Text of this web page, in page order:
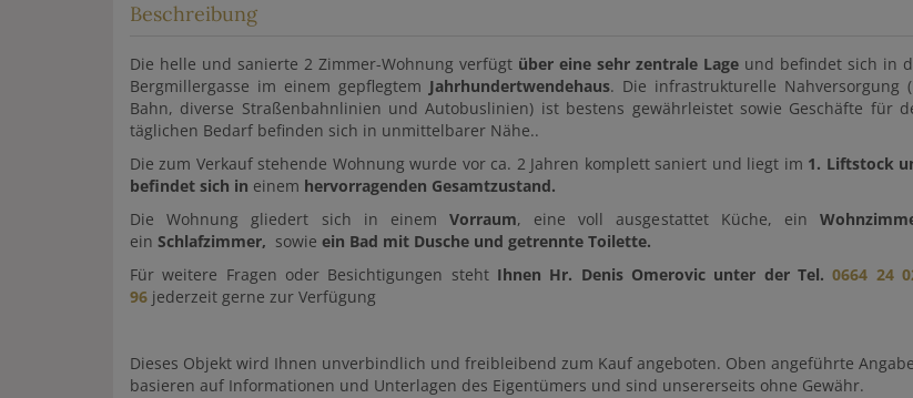
Beschreibung
Die helle und sanierte 2 Zimmer-Wohnung verfügt über eine sehr zentrale Lage und befindet sich in
Bergmillergasse im einem gepflegtem Jahrhundertwendehaus. Die infrastrukturelle Nahversorgung
Bahn, diverse Straßenbahnlinien und Autobuslinien) ist bestens gewährleistet sowie Geschäfte für
täglichen Bedarf befinden sich in unmittelbarer Nähe..
Die zum Verkauf stehende Wohnung wurde vor ca. 2 Jahren komplett saniert und liegt im 1. Liftstock
befindet sich in einem hervorragenden Gesamtzustand.
Die Wohnung gliedert sich in einem Vorraum, eine voll ausgestattet Küche, ein
ein Schlafzimmer, sowie ein Bad mit Dusche und getrennte Toilette.
Für weitere Fragen oder Besichtigungen steht Ihnen Hr. Denis Omerovic unter der Tel.0664 24
96 jederzeit gerne zur Verfügung
Dieses Objekt wird Ihnen unverbindlich und freibleibend zum Kauf angeboten. Oben angeführte
basieren auf Informationen und Unterlagen des Eigentümers und sind unsererseits ohne Gewähr.